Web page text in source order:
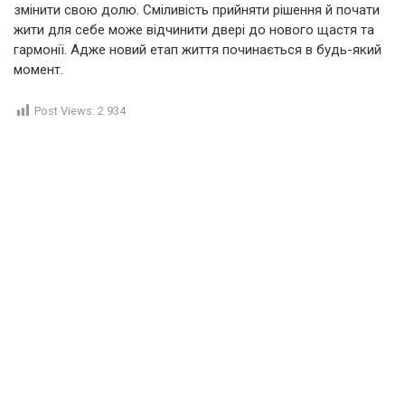
змінити свою долю. Сміливість прийняти рішення й почати
жити для себе може відчинити двері до нового щастя та
гармонії. Адже новий етап життя починається в будь-який
момент.
Post Views: 2 934